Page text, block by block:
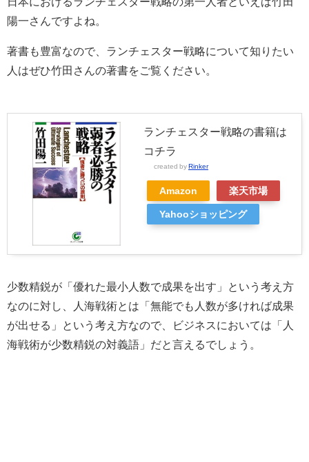
陽一さんですよね。
著書も豊富なので、ランチェスター戦略について知りたい
人はぜひ竹田さんの著書をご覧ください。
ランチェスター戦略の書籍は
コチラ
created by Rinker
Amazon 楽天市場
Yahooショッピング
少数精鋭が「優れた最小人数で成果を出す」という考え方
なのに対し、人海戦術とは「無能でも人数が多ければ成果
が出せる」という考え方なので、ビジネスにおいては「人
海戦術が少数精鋭の対義語」だと言えるでしょう。